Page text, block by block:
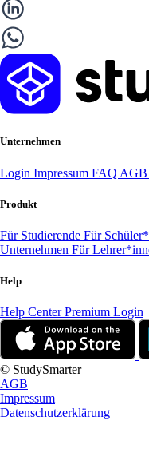
Unternehmen
Login Impressum FAQ AGB
Produkt
Für Studierende Für
Unternehmen Für
Help
Help CenterPremium Login
© StudySmarter
AGB
Impressum
Datenschutzerklärung